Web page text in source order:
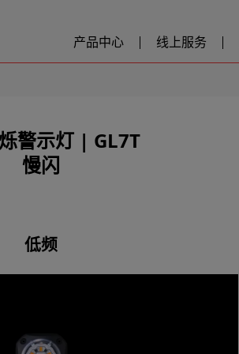
产品中心 线上服务
警示灯​ | GL7T
慢闪
低频